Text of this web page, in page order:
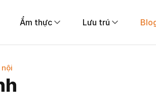
Ẩm thực Lưu trú